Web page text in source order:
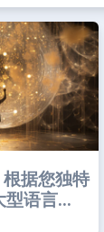
据您独特
语言...